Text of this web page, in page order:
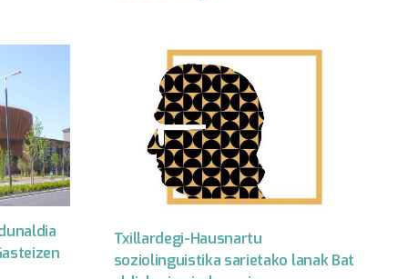
Txillardegi-Hausnartu
soziolinguistika sarietako lanak Bat